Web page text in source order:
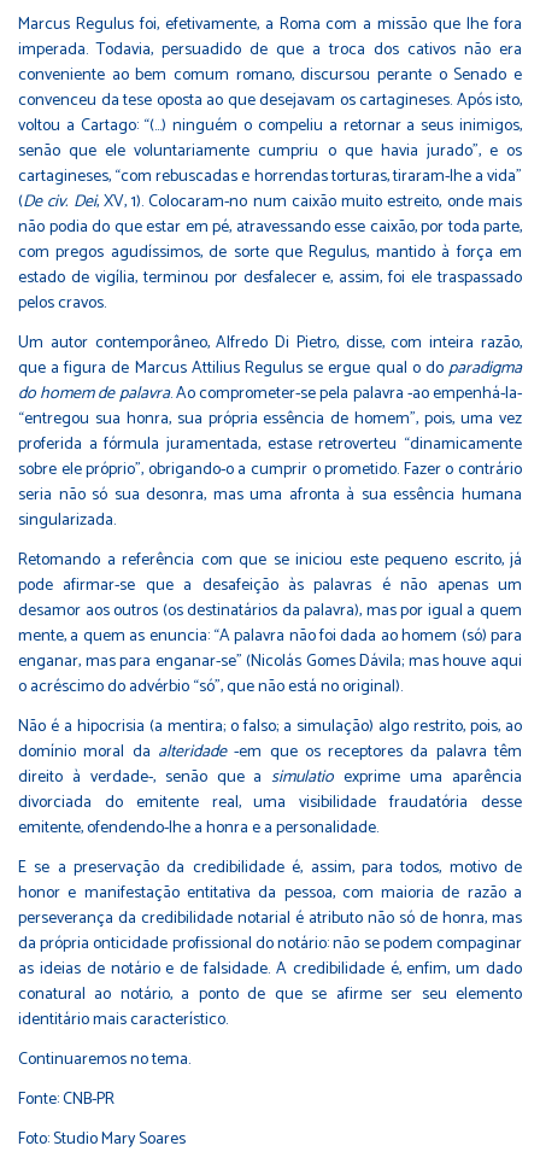
Marcus Regulus foi, efetivamente, a Roma com a missão que lhe fora
imperada. Todavia, persuadido de que a troca dos cativos não era
conveniente ao bem comum romano, discursou perante o Senado e
convenceu da tese oposta ao que desejavam os cartagineses. Após isto,
voltou a Cartago: “(…) ninguém o compeliu a retornar a seus inimigos,
senão que ele voluntariamente cumpriu o que havia jurado”, e os
cartagineses, “com rebuscadas e horrendas torturas, tiraram-lhe a vida”
(De civ. Dei, XV, 1). Colocaram-no num caixão muito estreito, onde mais
não podia do que estar em pé, atravessando esse caixão, por toda parte,
com pregos agudíssimos, de sorte que Regulus, mantido à força em
estado de vigília, terminou por desfalecer e, assim, foi ele traspassado
pelos cravos.
Um autor contemporâneo, Alfredo Di Pietro, disse, com inteira razão,
que a figura de Marcus Attilius Regulus se ergue qual o doparadigma
do homem de palavra. Ao comprometer-se pela palavra -ao empenhá-la-
“entregou sua honra, sua própria essência de homem”, pois, uma vez
proferida a fórmula juramentada, estase retroverteu “dinamicamente
sobre ele próprio”, obrigando-o a cumprir o prometido. Fazer o contrário
seria não só sua desonra, mas uma afronta à sua essência humana
singularizada.
Retomando a referência com que se iniciou este pequeno escrito, já
pode afirmar-se que a desafeição às palavras é não apenas um
desamor aos outros (os destinatários da palavra), mas por igual a quem
mente, a quem as enuncia: “A palavra não foi dada ao homem (só) para
enganar, mas para enganar-se” (Nicolás Gomes Dávila; mas houve aqui
o acréscimo do advérbio “só”, que não está no original).
Não é a hipocrisia (a mentira; o falso; a simulação) algo restrito, pois, ao
domínio moral da alteridade-em que os receptores da palavra têm
direito à verdade-, senão que asimulatio exprime uma aparência
divorciada do emitente real, uma visibilidade fraudatória desse
emitente, ofendendo-lhe a honra e a personalidade.
E se a preservação da credibilidade é, assim, para todos, motivo de
honor e manifestação entitativa da pessoa, com maioria de razão a
perseverança da credibilidade notarial é atributo não só de honra, mas
da própria onticidade profissional do notário: não se podem compaginar
as ideias de notário e de falsidade. A credibilidade é, enfim, um dado
conatural ao notário, a ponto de que se afirme ser seu elemento
identitário mais característico.
Continuaremos no tema.
Fonte:CNB-PR
Foto: Studio Mary Soares